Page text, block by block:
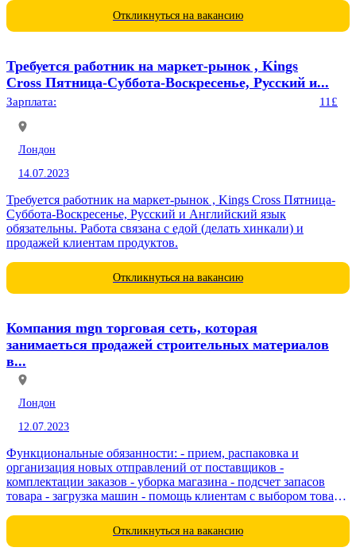
Откликнуться на вакансию
Требуется работник на маркет-рынок , Kings
Cross Пятница-Суббота-Воскресенье, Русский и...
Зарплата: 11£
Лондон
14.07.2023
Требуется работник на маркет-рынок , Kings Cross Пятница-
Суббота-Воскресенье, Русский и Английский язык
обязательны. Работа связана с едой (делать хинкали) и
продажей клиентам продуктов.
Откликнуться на вакансию
Компания mgn торговая сеть, которая
занимаеться продажей строительных материалов
в...
Лондон
12.07.2023
Функциональные обязанности: - прием, распаковка и
организация новых отправлений от поставщиков -
комплектации заказов - уборка магазина - подсчет запасов
товара - загрузка машин - помощь клиентам с выбором товара
Откликнуться на вакансию